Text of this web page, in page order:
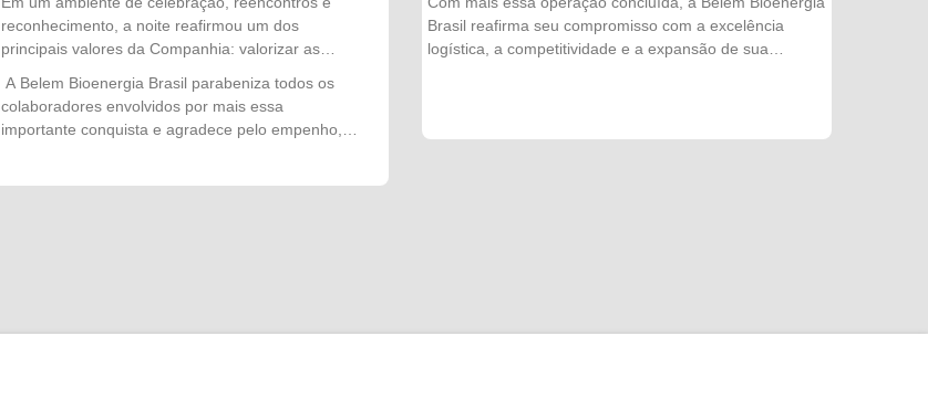
certificação.
diariamente a história da Companhia. "Cada
certificação conquistada é resultado do trabalho, da
competência e do comprometimento das nossas
pessoas. A manutenção da certificação RSPO
demonstra que sustentabilidade, excelência
operacional e responsabilidade fazem parte da
reconhecimento, a noite reafirmou um dos
principais valores da Companhia: valorizar as
comemorar uma conquista, o momento simbolizou
o orgulho de fazer parte de uma organização que
acredita no trabalho em equipe, investe no
construindo um futuro cada vez mais sustentável.
A Belem Bioenergia Brasil parabeniza todos os
colaboradores envolvidos por mais essa
importante conquista e agradece pelo empenho,
mercado externo. "Cada embarque representa muito
mais do que a movimentação de um produto. É o
resultado do trabalho integrado entre nossas equipes,
Brasil reafirma seu compromisso com a excelência
logística, a competitividade e a expansão de sua